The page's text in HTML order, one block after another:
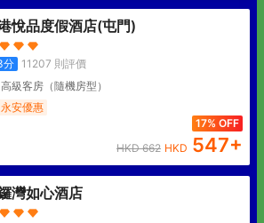
悅品度假酒店(屯門)
分 11207 則評價
高級客房（隨機房型）
永安優惠
17% OFF
HKD662 HKD 547+
灣如心酒店